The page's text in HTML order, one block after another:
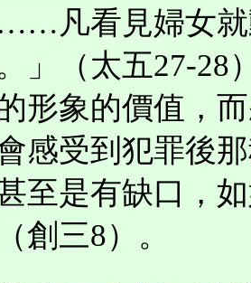
凡看見婦女就
」（太五27-28
形象的價值，
感受到犯罪後
至是有缺口，
創三8）。